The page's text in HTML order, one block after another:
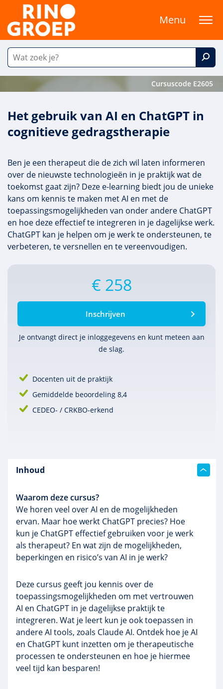
Menu
Cursuscode E2605
Het gebruik van AI en ChatGPT in
cognitieve gedragstherapie
Ben je een therapeut die de zich wil laten informeren
over de nieuwste technologieën in je praktijk wat de
toekomst gaat zijn? Deze e-learning biedt jou de unieke
kans om kennis te maken met AI en met de
toepassingsmogelijkheden van onder andere ChatGPT
en hoe deze effectief te integreren in je dagelijkse werk.
ChatGPT kan je helpen om je werk te ondersteunen, te
verbeteren, te versnellen en te vereenvoudigen.
€ 258
Inschrijven
Je ontvangt direct je inlog­gegevens en kunt meteen aan
de slag.
Docenten uit de praktijk
Gemiddelde beoordeling 8,4
CEDEO- / CRKBO-erkend
Inhoud
Waarom deze cursus?
We horen veel over AI en de mogelijkheden
ervan. Maar hoe werkt ChatGPT precies? Hoe
kun je ChatGPT effectief gebruiken voor je werk
als therapeut? En wat zijn de mogelijkheden,
beperkingen en risico’s van AI in je werk?
Deze cursus geeft jou kennis over de
toepassingsmogelijkheden om met vertrouwen
AI en ChatGPT in je dagelijkse praktijk te
integreren. Wat je leert kun je ook toepassen in
andere AI tools, zoals Claude AI. Ontdek hoe je AI
en ChatGPT kunt inzetten om je therapeutische
processen te ondersteunen en hoe je hiermee
veel tijd kan besparen!